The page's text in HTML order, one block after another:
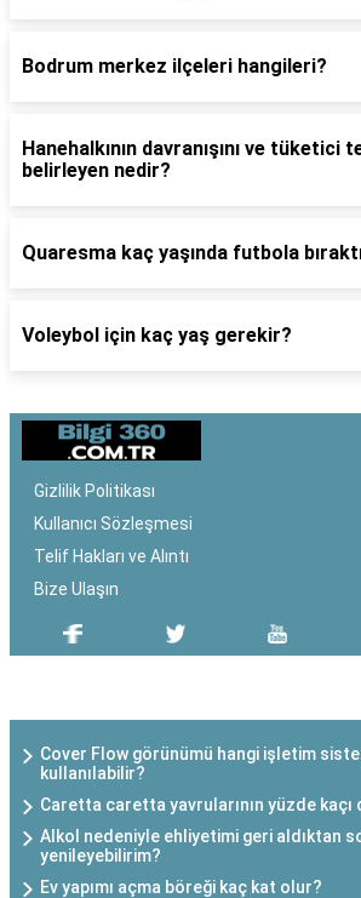
Bodrum merkez ilçeleri hangileri?
Hanehalkının davranışını ve tüketici
belirleyen nedir?
Quaresma kaç yaşında futbola
Voleybol için kaç yaş gerekir?
Gizlilik Politikası
Kullanıcı Sözleşmesi
Telif Hakları ve Alıntı
Bize Ulaşın
Cover Flow görünümü hangi işletim
kullanılabilir?
Caretta caretta yavrularının yüzde
Alkol nedeniyle ehliyetimi geri aldıktan
yenileyebilirim?
Ev yapımı açma böreği kaç kat olur?